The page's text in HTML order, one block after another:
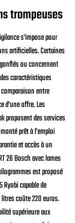
trompeuses
s'impose pour
artificielles. Certaines
ou concernent
caractéristiques
entre
d'une offre. Les
proposent des services
prêt à l'emploi
et accès à un
26 Bosch avec lames
est proposé
capable de
coûte 220 euros.
supérieure aux